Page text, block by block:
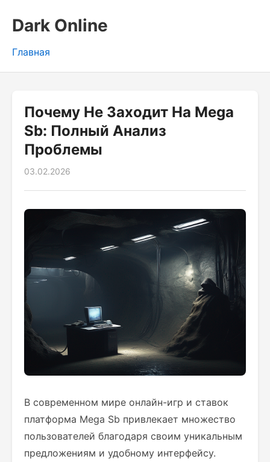
Dark Online
Главная
Почему Не Заходит На Mega
Sb: Полный Анализ
Проблемы
03.02.2026
В современном мире онлайн-игр и ставок
платформа Mega Sb привлекает множество
пользователей благодаря своим уникальным
предложениям и удобному интерфейсу.